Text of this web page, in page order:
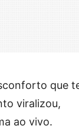
que
viralizou,
ao vivo.